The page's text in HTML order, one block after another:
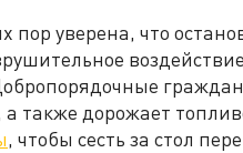
пор уверена, что
а также дорожает
, чтобы сесть за стол